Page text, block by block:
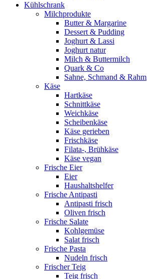
Kühlschrank
Milchprodukte
Butter & Margarine
Dessert & Pudding
Joghurt & Lassi
Joghurt natur
Milch & Buttermilch
Quark & Co
Sahne, Schmand & Rahm
Käse
Hartkäse
Schnittkäse
Weichkäse
Scheibenkäse
Käse gerieben
Frischkäse
Filata-, Brühkäse
Käse vegan
Frische Eier
Eier
Haushaltshelfer
Frische Antipasti
Antipasti frisch
Oliven frisch
Frische Salate
Kohlgemüse
Salat frisch
Frische Pasta
Nudeln frisch
Frischer Teig
Teig frisch